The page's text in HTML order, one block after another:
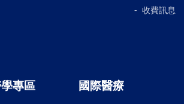
收費訊息
專區 國際醫療